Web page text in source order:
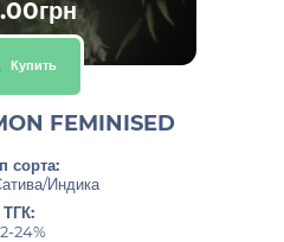
Купить
FEMINISED
сорта:
Индика
ТГК:
24%